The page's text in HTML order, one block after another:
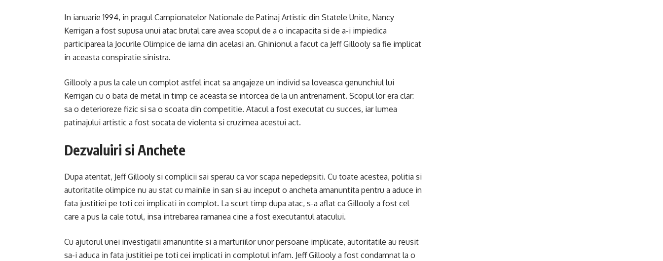
In ianuarie 1994, in pragul Campionatelor Nationale de Patinaj Artistic din Statele Unite, Nancy
Kerrigan a fost supusa unui atac brutal care avea scopul de a o incapacita si de a-i impiedica
participarea la Jocurile Olimpice de iarna din acelasi an. Ghinionul a facut ca Jeff Gillooly sa fie implicat
in aceasta conspiratie sinistra.
Gillooly a pus la cale un complot astfel incat sa angajeze un individ sa loveasca genunchiul lui
Kerrigan cu o bata de metal in timp ce aceasta se intorcea de la un antrenament. Scopul lor era clar:
sa o deterioreze fizic si sa o scoata din competitie. Atacul a fost executat cu succes, iar lumea
patinajului artistic a fost socata de violenta si cruzimea acestui act.
Dezvaluiri si Anchete
Dupa atentat, Jeff Gillooly si complicii sai sperau ca vor scapa nepedepsiti. Cu toate acestea, politia si
autoritatile olimpice nu au stat cu mainile in san si au inceput o ancheta amanuntita pentru a aduce in
fata justitiei pe toti cei implicati in complot. La scurt timp dupa atac, s-a aflat ca Gillooly a fost cel
care a pus la cale totul, insa intrebarea ramanea cine a fost executantul atacului.
Cu ajutorul unei investigatii amanuntite si a marturiilor unor persoane implicate, autoritatile au reusit
sa-i aduca in fata justitiei pe toti cei implicati in complotul infam. Jeff Gillooly a fost condamnat la o